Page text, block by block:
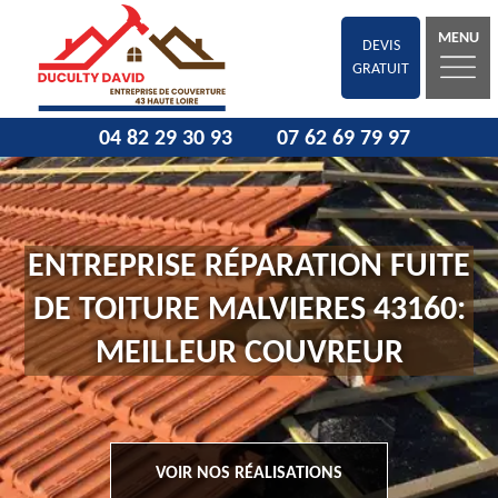
DEVIS
GRATUIT
MENU
04 82 29 30 93 07 62 69 79 97
ENTREPRISE RÉPARATION FUITE
DE TOITURE MALVIERES 43160:
MEILLEUR COUVREUR
VOIR NOS RÉALISATIONS